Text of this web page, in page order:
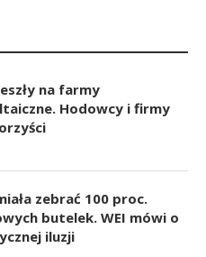
na farmy
Hodowcy i firmy
zebrać 100 proc.
butelek. WEI mówi o
iluzji